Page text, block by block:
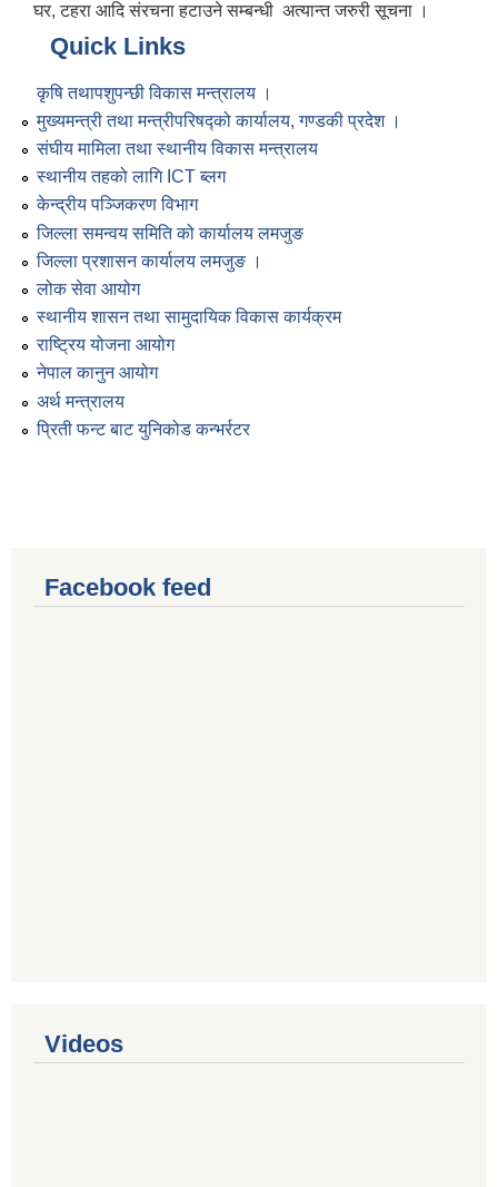
घर, टहरा आदि संरचना हटाउने सम्बन्धी अत्यान्त जरुरी सूचना ।
Quick Links
कृषि तथापशुपन्छी विकास मन्त्रालय ।
मुख्यमन्त्री तथा मन्त्रीपरिषद्को कार्यालय, गण्डकी प्रदेश ।
संघीय मामिला तथा स्थानीय विकास मन्त्रालय
स्थानीय तहको लागि ICT ब्लग
केन्द्रीय पञ्जिकरण विभाग
जिल्ला समन्वय समिति को कार्यालय लमजुङ
जिल्ला प्रशासन कार्यालय लमजुङ ।
लोक सेवा आयोग
स्थानीय शासन तथा सामुदायिक विकास कार्यक्रम
राष्ट्रिय योजना आयोग
नेपाल कानुन आयोग
अर्थ मन्त्रालय
प्रिती फन्ट बाट युनिकोड कन्भर्रटर
Facebook feed
Videos